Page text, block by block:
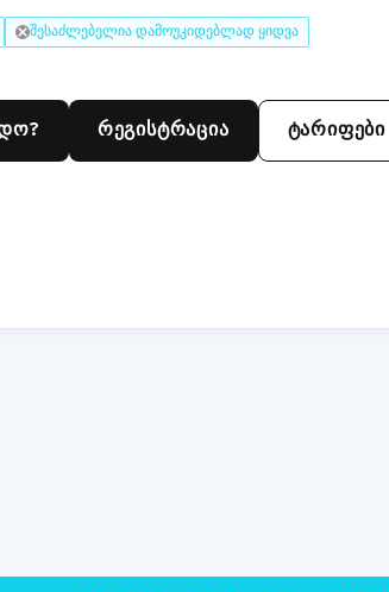
შესაძლებელია დამოუკიდებლად ყიდვა
რეგისტრაცია ტარიფები